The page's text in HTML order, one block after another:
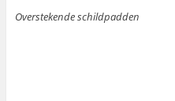
Overstekende schildpadden